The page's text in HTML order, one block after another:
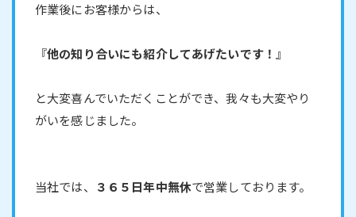
作業後にお客様からは、
『他の知り合いにも紹介してあげたいです！』
と大変喜んでいただくことができ、我々も大変やり
がいを感じました。
当社では、 ３６５日年中無休で営業しております。